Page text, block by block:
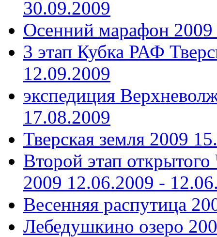
30.09.2009
Осенний марафон 2009
3 этап Кубка РАФ
12.09.2009
экспедиция
17.08.2009
Тверская земля 2009
Второй этап
2009 12.06.2009 -
Весенняя распутица
Лебедушкино озеро